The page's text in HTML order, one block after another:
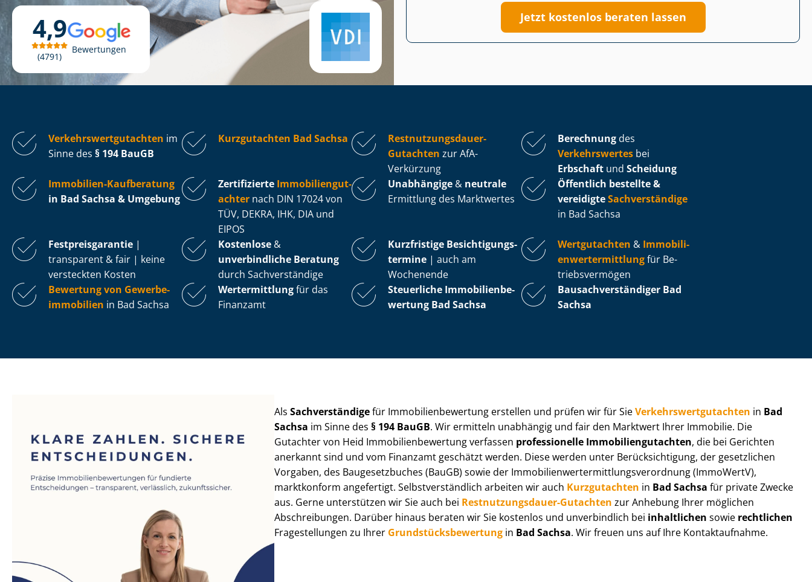
4,9
4791
Bewertungen
Jetzt kostenlos beraten lassen
Ver­kehrs­wert­gut­ach­ten im
Sinne des § 194 BauGB
Kurzgutachten Bad Sachsa
Rest­nut­zungs­dau­er-
Gutachten zur AfA-
Verkürzung
Berechnung des
Verkehrswertes bei
Erbschaft und Scheidung
Immobilien-Kaufberatung
in Bad Sachsa & Umgebung
Zertifizierte Im­mo­bi­li­en­gut­
ach­ter nach DIN 17024 von
TÜV, DEKRA, IHK, DIA und
EIPOS
Unabhängige & neutrale
Ermittlung des Marktwertes
Öffentlich bestellte &
vereidigteSachverständige
in Bad Sachsa
Fest­preis­ga­ran­tie |
transparent & fair | keine
versteckten Kosten
Kostenlose &
unverbindliche Beratung
durch Sachverständige
Kurzfristige Be­sich­ti­gungs­
ter­mi­ne | auch am
Wochenende
Wertgutachten & Im­mo­bi­li­
en­wert­ermitt­lungfür Be­
triebs­ver­mö­gen
Bewertung von Ge­wer­be­
im­mo­bi­li­en in Bad Sachsa
Wertermittlungfür das
Finanzamt
Steuerliche Im­mo­bi­li­en­be­
wer­tung Bad Sachsa
Bau­sach­ver­stän­di­ger Bad
Sachsa
AlsSachverständigefür Im­mo­bi­li­en­be­wer­tung erstellen und prüfen wir für SieVer­kehrs­wert­gut­ach­ten in Bad
Sachsa im Sinne des§ 194 BauGB. Wir ermitteln unabhängig und fair den Marktwert Ihrer Immobilie. Die
Gutachter von Heid Im­mo­bi­li­en­be­wer­tung verfassen professionelle Im­mo­bi­li­en­gut­ach­ten, die bei Gerichten
anerkannt sind und vom Finanzamt geschätzt werden. Diese werden unter Be­rück­sich­ti­gung, der gesetzlichen
Vorgaben, des Baugesetzbuches (BauGB) sowie der Im­mo­bi­li­en­wert­ermitt­lungs­ver­ord­nung (ImmoWertV),
marktkonform angefertigt. Selbst­ver­ständ­lich arbeiten wir auch Kurzgutachten in Bad Sachsa für private Zwecke
aus. Gerne unterstützen wir Sie auch bei Rest­nut­zungs­dau­er-Gutachten zur Anhebung Ihrer möglichen
Abschreibungen. Darüber hinaus beraten wir Sie kostenlos und unverbindlich bei inhaltlichen sowie rechtlichen
Fragestellungen zu Ihrer Grund­stücks­be­wer­tung in Bad Sachsa. Wir freuen uns auf Ihre Kontaktaufnahme.